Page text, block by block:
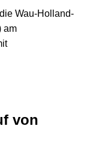
Wau-Holland-
am
von